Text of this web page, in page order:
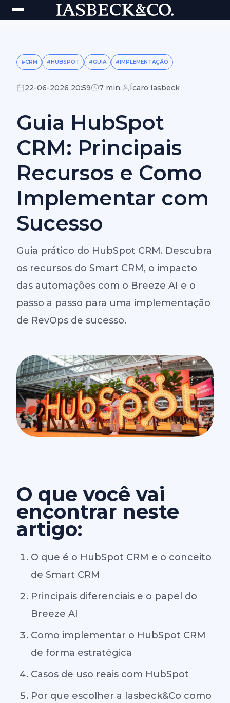
#CRM #HUBSPOT #GUIA #IMPLEMENTAÇÃO
22-06-2026 20:59 7 min. Ícaro Iasbeck
Guia HubSpot
CRM: Principais
Recursos e Como
Implementar com
Sucesso
Guia prático do HubSpot CRM. Descubra
os recursos do Smart CRM, o impacto
das automações com o Breeze AI e o
passo a passo para uma implementação
de RevOps de sucesso.
O que você vai
encontrar neste
artigo:
O que é o HubSpot CRM e o conceito
de Smart CRM
Principais diferenciais e o papel do
Breeze AI
Como implementar o HubSpot CRM
de forma estratégica
Casos de uso reais com HubSpot
Por que escolher a Iasbeck&Co como